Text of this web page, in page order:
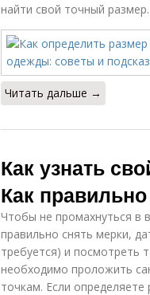
найти свой точный размер.
Читать дальше →
Как узнать
Как
Чтобы не промахнуться в
правильно снять мерки,
требуется) и посмотреть
необходимо проложить
точкам. Если